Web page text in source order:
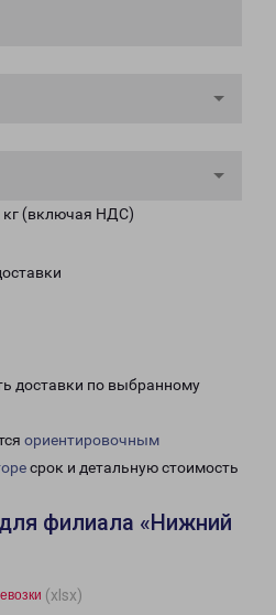
кг (включая НДС)
доставки по выбранному
ориентировочным
срок и детальную стоимость
филиала «Нижний
(xlsx)